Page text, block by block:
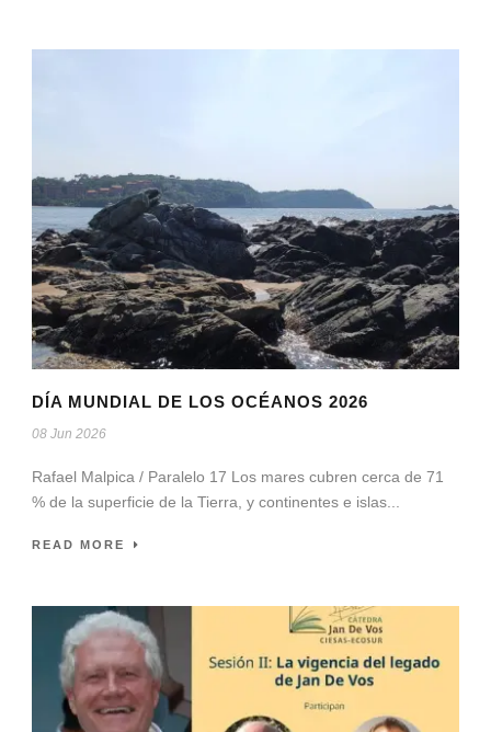
DÍA MUNDIAL DE LOS OCÉANOS 2026
08 Jun 2026
Rafael Malpica / Paralelo 17 Los mares cubren cerca de 71
% de la superficie de la Tierra, y continentes e islas...
READ MORE